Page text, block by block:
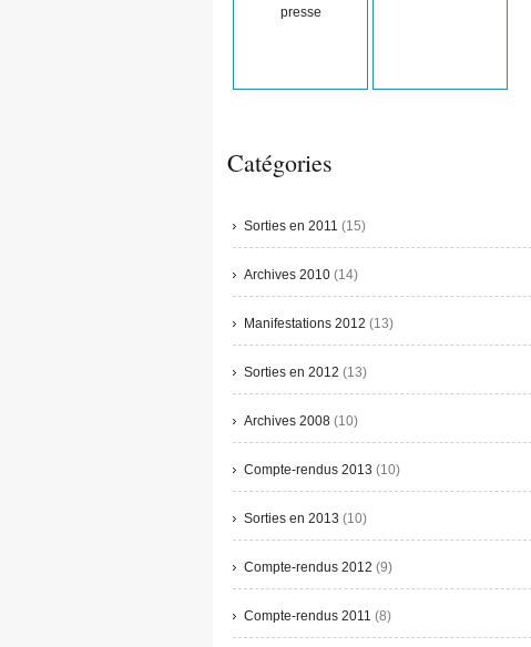
presse
Catégories
Sorties en 2011 (15)
Archives 2010 (14)
Manifestations 2012 (13)
Sorties en 2012 (13)
Archives 2008 (10)
Compte-rendus 2013 (10)
Sorties en 2013 (10)
Compte-rendus 2012 (9)
Compte-rendus 2011 (8)